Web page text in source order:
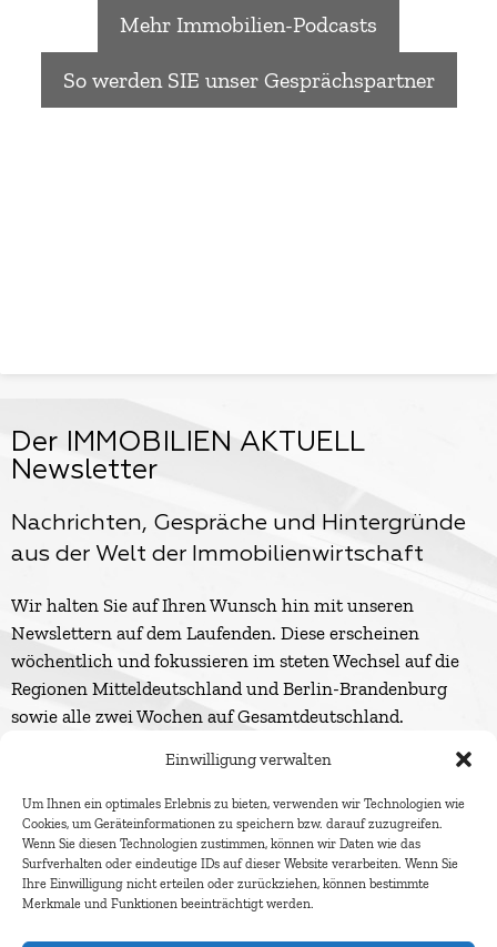
Einwilligung verwalten
Um Ihnen ein optimales Erlebnis zu bieten, verwenden wir Technologien wie
Cookies, um Geräteinformationen zu speichern bzw. darauf zuzugreifen.
Wenn Sie diesen Technologien zustimmen, können wir Daten wie das
Surfverhalten oder eindeutige IDs auf dieser Website verarbeiten. Wenn Sie
Ihre Einwilligung nicht erteilen oder zurückziehen, können bestimmte
Merkmale und Funktionen beeinträchtigt werden.
Mehr Immobilien-Podcasts
So werden SIE unser Gesprächspartner
Der IMMOBILIEN AKTUELL
Newsletter
Nachrichten, Gespräche und Hintergründe
aus der Welt der Immobilienwirtschaft
Wir halten Sie auf Ihren Wunsch hin mit unseren
Newslettern auf dem Laufenden. Diese erscheinen
wöchentlich und fokussieren im steten Wechsel auf die
Regionen Mitteldeutschland und Berlin-Brandenburg
sowie alle zwei Wochen auf Gesamtdeutschland.